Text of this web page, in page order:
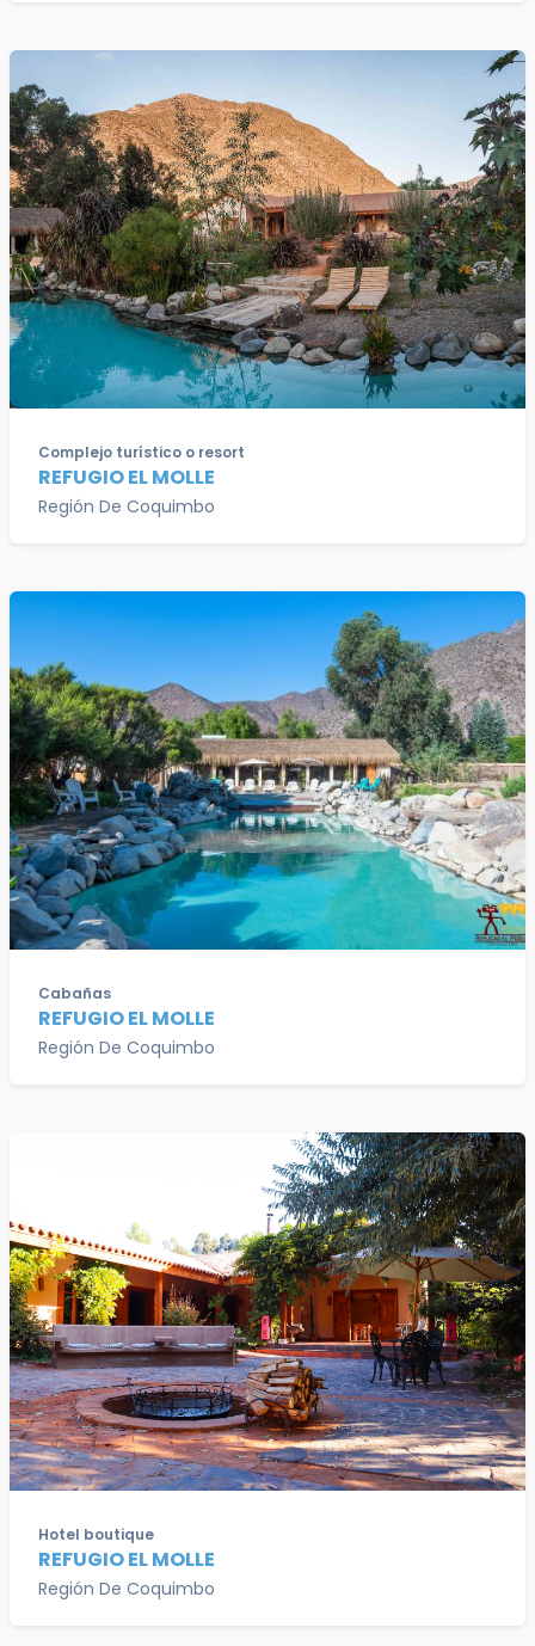
Complejo turístico o resort
REFUGIO EL MOLLE
Región De Coquimbo
Cabañas
REFUGIO EL MOLLE
Región De Coquimbo
Hotel boutique
REFUGIO EL MOLLE
Región De Coquimbo